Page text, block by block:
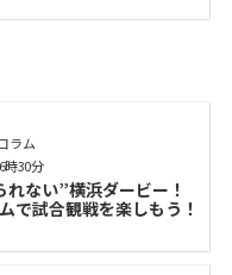
ラム
れない”横浜ダービー！
で試合観戦を楽しもう！
時30分